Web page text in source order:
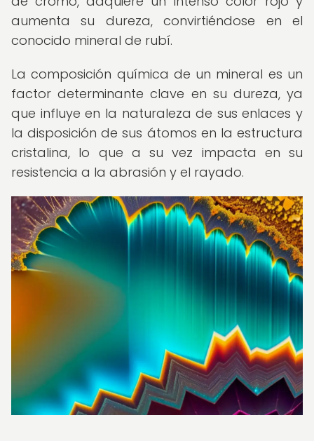
aumenta su dureza, convirtiéndose en el
conocido mineral de rubí.
La composición química de un mineral es un
factor determinante clave en su dureza, ya
que influye en la naturaleza de sus enlaces y
la disposición de sus átomos en la estructura
cristalina, lo que a su vez impacta en su
resistencia a la abrasión y el rayado.